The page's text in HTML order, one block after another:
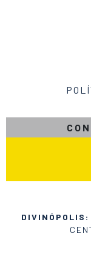
DIVINÓPOLIS: